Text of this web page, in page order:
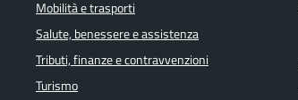
Mobilità e trasporti
Salute, benessere e assistenza
Tributi, finanze e contravvenzioni
Turismo